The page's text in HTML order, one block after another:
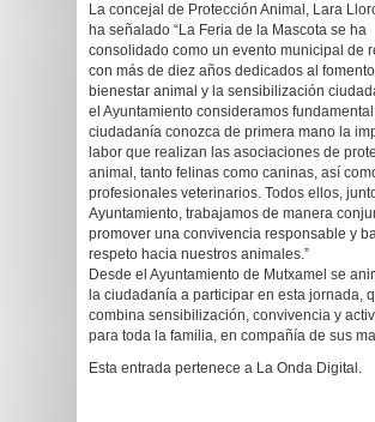
La concejal de Protección Animal, Lara
ha señalado “La Feria de la Mascota se ha
consolidado como un evento municipal de
con más de diez años dedicados al fomento
bienestar animal y la sensibilización
el Ayuntamiento consideramos
ciudadanía conozca de primera mano la
labor que realizan las asociaciones de
animal, tanto felinas como caninas, así
profesionales veterinarios. Todos ellos,
Ayuntamiento, trabajamos de manera
promover una convivencia responsable y
respeto hacia nuestros animales.”
Desde el Ayuntamiento de Mutxamel se
la ciudadanía a participar en esta jornada,
combina sensibilización, convivencia y
para toda la familia, en compañía de sus
Esta entrada pertenece a La Onda Digital.